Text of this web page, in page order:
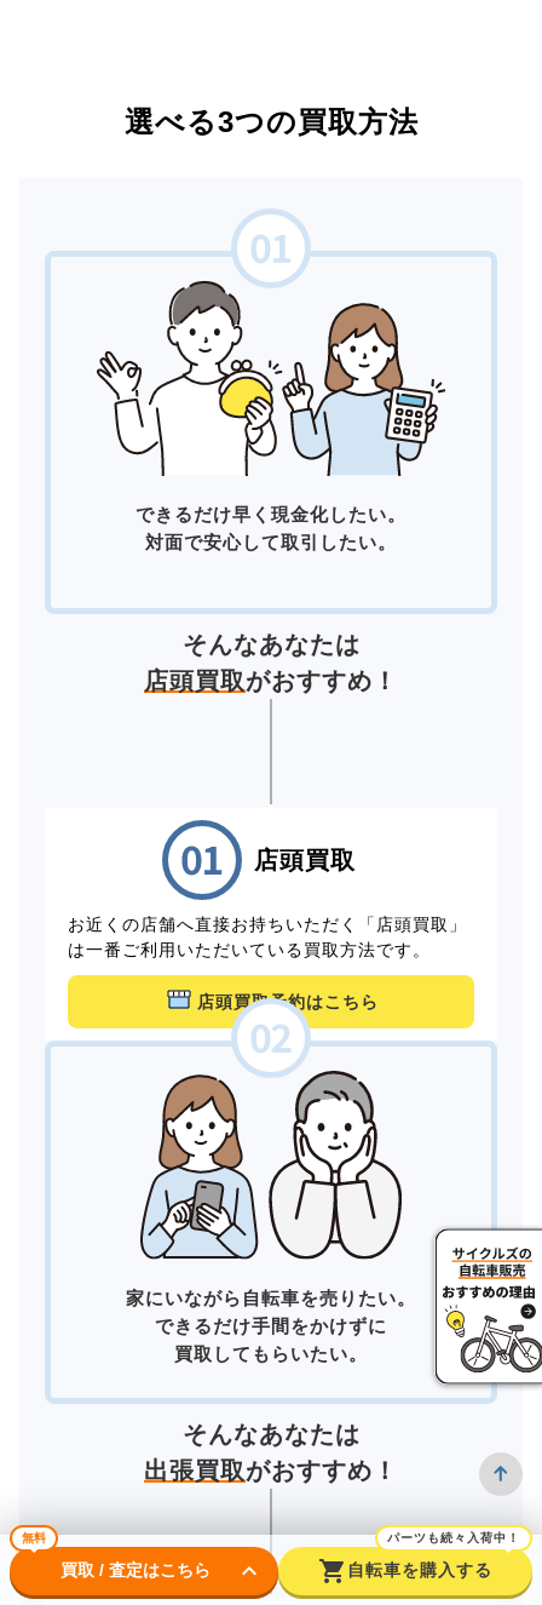
選べる3つの買取方法
できるだけ早く現金化したい。
対面で安心して取引したい。
そんなあなたは
店頭買取がおすすめ！
店頭買取
お近くの店舗へ直接お持ちいただく「店頭買取」
は一番ご利用いただいている買取方法です。
店頭買取予約はこちら
家にいながら自転車を売りたい。
できるだけ手間をかけずに
買取してもらいたい。
そんなあなたは
出張買取がおすすめ！
無料
買取 / 査定はこちら keyboard_arrow_down shopping_cart
パーツも続々入荷中！
自転車を購入する